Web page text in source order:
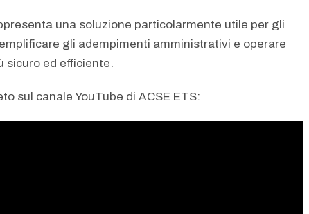
una soluzione particolarmente utile per gli
gli adempimenti amministrativi e operare
sicuro ed efficiente.
sul canale YouTube di ACSE ETS: